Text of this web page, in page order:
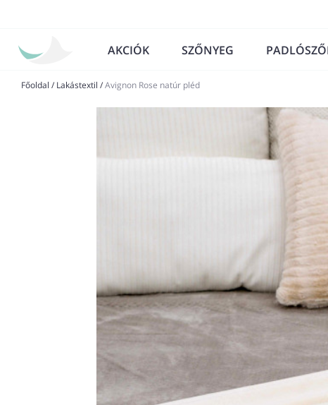
AKCIÓK SZŐNYEG
Főoldal / Lakástextil /Avignon Rose natúr pléd